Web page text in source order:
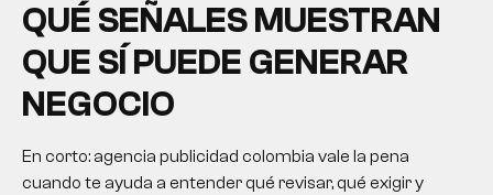
QUÉ SEÑALES MUESTRAN
QUE SÍ PUEDE GENERAR
NEGOCIO
En corto: agencia publicidad colombia vale la pena
cuando te ayuda a entender qué revisar, qué exigir y